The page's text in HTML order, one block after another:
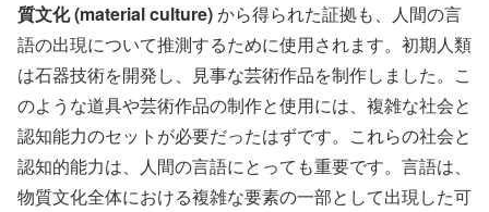
質文化 (material culture)から得られた証拠も、人間の言
語の出現について推測するために使用されます。初期人類
は石器技術を開発し、見事な芸術作品を制作しました。こ
のような道具や芸術作品の制作と使用には、複雑な社会と
認知能力のセットが必要だったはずです。これらの社会と
認知的能力は、人間の言語にとっても重要です。言語は、
物質文化全体における複雑な要素の一部として出現した可